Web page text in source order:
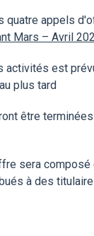
quatre appels
Mars – Avril
activités est
plus tard
être
sera
à des